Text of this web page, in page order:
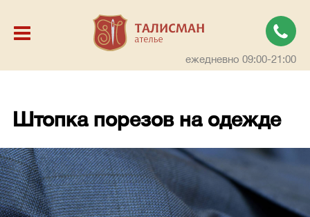
ежедневно 09:00-21:00
Штопка порезов на одежде